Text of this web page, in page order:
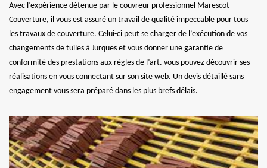
Avec l’expérience détenue par le couvreur professionnel Marescot
Couverture, il vous est assuré un travail de qualité impeccable pour tous
les travaux de couverture. Celui-ci peut se charger de l’exécution de vos
changements de tuiles à Jurques et vous donner une garantie de
conformité des prestations aux règles de l’art. vous pouvez découvrir ses
réalisations en vous connectant sur son site web. Un devis détaillé sans
engagement vous sera préparé dans les plus brefs délais.